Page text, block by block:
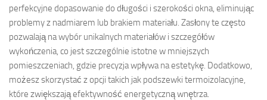
perfekcyjne dopasowanie do długości i szerokości okna, eliminując
problemy z nadmiarem lub brakiem materiału. Zasłony te często
pozwalają na wybór unikalnych materiałów i szczegółów
wykończenia, co jest szczególnie istotne w mniejszych
pomieszczeniach, gdzie precyzja wpływa na estetykę. Dodatkowo,
możesz skorzystać z opcji takich jak podszewki termoizolacyjne,
które zwiększają efektywność energetyczną wnętrza.